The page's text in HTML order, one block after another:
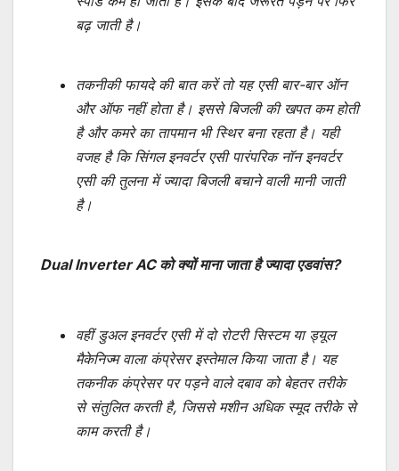
बढ़ जाती है।
तकनीकी फायदे की बात करें तो यह एसी बार-बार ऑन
और ऑफ नहीं होता है। इससे बिजली की खपत कम होती
है और कमरे का तापमान भी स्थिर बना रहता है। यही
वजह है कि सिंगल इनवर्टर एसी पारंपरिक नॉन इनवर्टर
एसी की तुलना में ज्यादा बिजली बचाने वाली मानी जाती
है।
Dual Inverter AC को क्यों माना जाता है ज्यादा एडवांस?
वहीं डुअल इनवर्टर एसी में दो रोटरी सिस्टम या ड्यूल
मैकेनिज्म वाला कंप्रेसर इस्तेमाल किया जाता है। यह
तकनीक कंप्रेसर पर पड़ने वाले दबाव को बेहतर तरीके
से संतुलित करती है, जिससे मशीन अधिक स्मूद तरीके से
काम करती है।